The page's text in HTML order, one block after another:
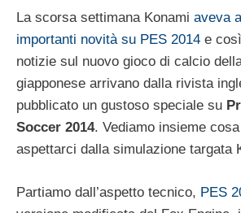
La scorsa settimana Konami aveva
importanti novità su PES 2014 e
notizie sul nuovo gioco di calcio
giapponese arrivano dalla rivista
pubblicato un gustoso speciale su
Soccer 2014. Vediamo insieme
aspettarci dalla simulazione targata
Partiamo dall’aspetto tecnico, PES